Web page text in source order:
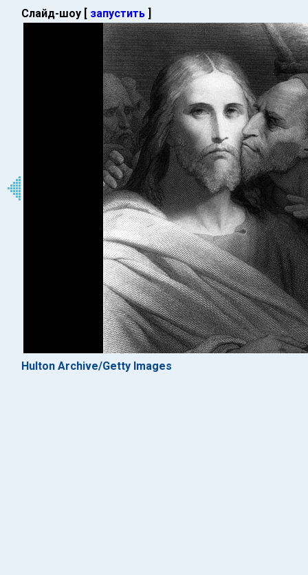
Слайд-шоу [ запустить ]
Hulton Archive/Getty Images